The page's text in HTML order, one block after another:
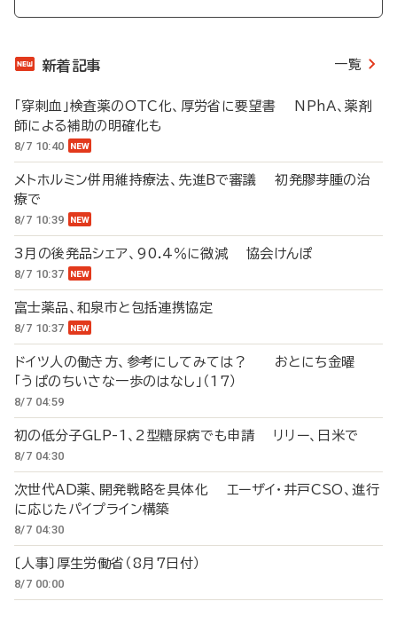
新着記事 一覧
「穿刺血」検査薬のOTC化、厚労省に要望書 NPhA、薬剤
師による補助の明確化も
8/7 10:40
メトホルミン併用維持療法、先進Bで審議 初発膠芽腫の治
療で
8/7 10:39
3月の後発品シェア、90.4％に微減 協会けんぽ
8/7 10:37
富士薬品、和泉市と包括連携協定
8/7 10:37
ドイツ人の働き方、参考にしてみては？ おとにち金曜
「うぱのちいさな一歩のはなし」（17）
8/7 04:59
初の低分子GLP-1、2型糖尿病でも申請 リリー、日米で
8/7 04:30
次世代AD薬、開発戦略を具体化 エーザイ・井戸CSO、進行
に応じたパイプライン構築
8/7 04:30
〔人事〕厚生労働省（8月7日付）
8/7 00:00